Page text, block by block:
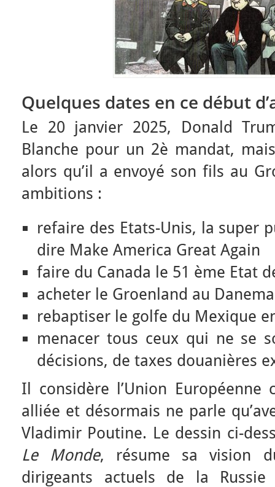
Quelques dates en ce début
Le 20 janvier 2025, Donald
Blanche pour un 2è mandat,
alors qu’il a envoyé son fils au
ambitions :
refaire des Etats-Unis, la super
dire Make America Great Again
faire du Canada le 51 ème Etat
acheter le Groenland au
rebaptiser le golfe du Mexique
menacer tous ceux qui ne se
décisions, de taxes douanières
Il considère l’Union Européenne
alliée et désormais ne parle
Vladimir Poutine. Le dessin ci-
Le Monde, résume sa vision
dirigeants actuels de la